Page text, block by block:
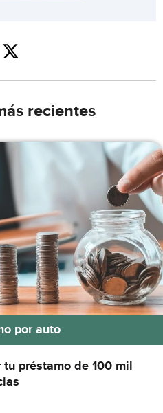
recientes
por auto
préstamo de 100 mil